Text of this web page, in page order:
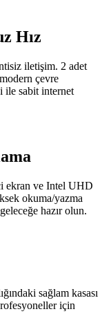
Hız
iletişim. 2 adet
çevre
ile sabit internet
ekran ve Intel UHD
okuma/yazma
hazır olun.
sağlam kasası
için